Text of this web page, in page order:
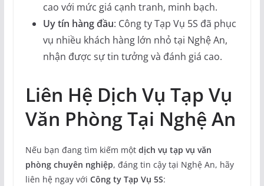
cao với mức giá cạnh tranh, minh bạch.
Uy tín hàng đầu: Công ty Tạp Vụ 5S đã phục
vụ nhiều khách hàng lớn nhỏ tại Nghệ An,
nhận được sự tin tưởng và đánh giá cao.
Liên Hệ Dịch Vụ Tạp Vụ
Văn Phòng Tại Nghệ An
Nếu bạn đang tìm kiếm một dịch vụ tạp vụ văn
phòng chuyên nghiệp, đáng tin cậy tại Nghệ An, hãy
liên hệ ngay với Công ty Tạp Vụ 5S: